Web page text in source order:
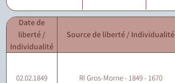
Date de
liberté /
Individualité
Source de liberté / Individualité
02.02.1849 RI Gros-Morne - 1849 - 1670